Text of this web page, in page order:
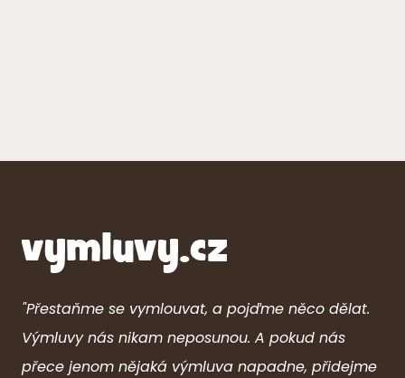
"Přestaňme se vymlouvat, a pojďme něco dělat.
Výmluvy nás nikam neposunou. A pokud nás
přece jenom nějaká výmluva napadne, přidejme